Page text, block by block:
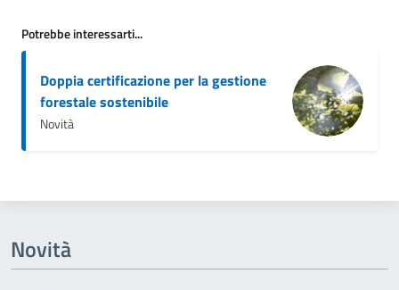
Potrebbe interessarti...
Doppia certificazione per la gestione
forestale sostenibile
Novità
Novità